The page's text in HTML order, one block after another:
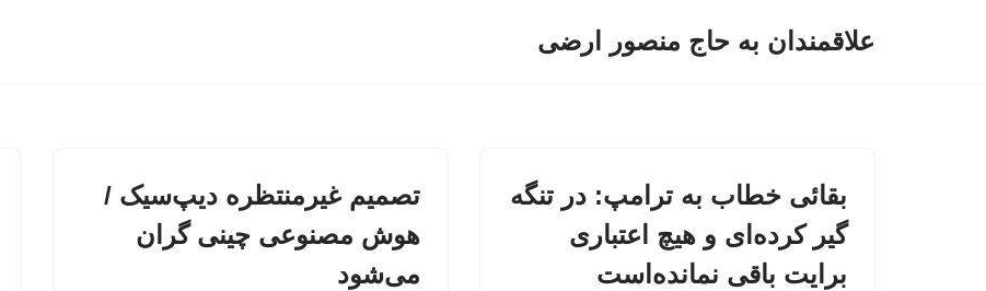
علاقمندان به حاج منصور ارضی
بقائی خطاب به ترامپ: در تنگه
گیر کرده‌ای و هیچ اعتباری
برایت باقی نمانده‌است
تصمیم غیرمنتظره دیپ‌سیک /
هوش مصنوعی چینی گران
می‌شود